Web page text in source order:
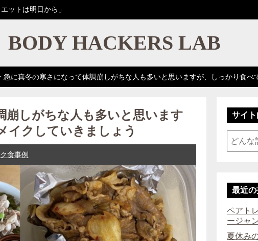
ットは明日から」
BODY HACKERS LAB
急に真冬の寒さになって体調崩しがちな人も多いと思いますが、しっかり食べ
崩しがちな人も多いと思います
イクしていきましょう
食事例
サイ
最近
ペアト
ージャ
夏休み